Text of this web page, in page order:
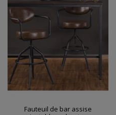
Fauteuil de bar assise